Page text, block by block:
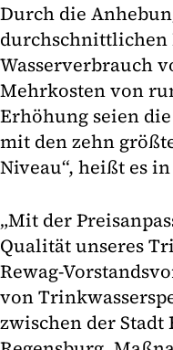
Durch die
durchschnittlichen
Wasserverbrauch
Mehrkosten von
Erhöhung seien
mit den zehn
Niveau“, heißt es
„Mit der
Qualität unseres
Rewag-
von
zwischen der